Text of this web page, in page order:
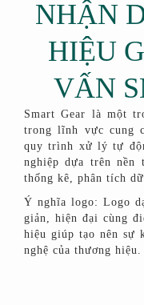
NHẬN
HIỆU
VẤN
Smart Gear là một
trong lĩnh vực cung
quy trình xử lý tự
nghiệp dựa trên nền
thống kê, phân tích
Ý nghĩa logo: Logo
giản, hiện đại cùng
hiệu giúp tạo nên sự
nghệ của thương hiệu.